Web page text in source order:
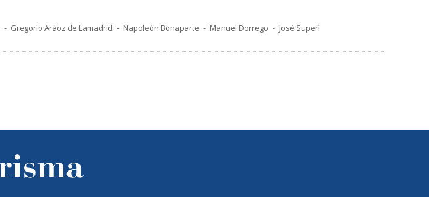
Gregorio Aráoz de Lamadrid Napoleón Bonaparte Manuel Dorrego José Superí